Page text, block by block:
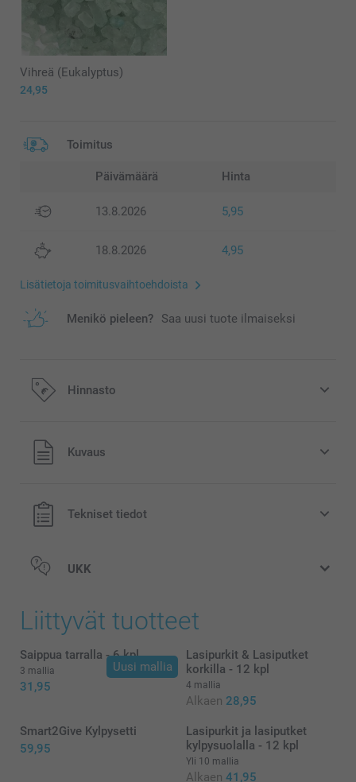
Vihreä (Eukalyptus)
24,95
Toimitus
Päivämäärä Hinta
13.8.2026 5,95
18.8.2026 4,95
Lisätietoja toimitusvaihtoehdoista
Menikö pieleen? Saa uusi tuote ilmaiseksi
Hinnasto
Kaikki hinnat ovat euroina, sisältävät arvonlisäveron ja
eivät sisällä postikuluja.
Kuvaus
Tekniset tiedot
UKK
Liittyvät tuotteet
Uusi mallia
Saippua tarralla - 6 kpl
3 mallia
31,95
Lasipurkit & Lasiputket
korkilla - 12 kpl
4 mallia
Alkaen 28,95
Smart2Give Kylpysetti
59,95
Lasipurkit ja lasiputket
kylpysuolalla - 12 kpl
Yli 10 mallia
Alkaen 41,95